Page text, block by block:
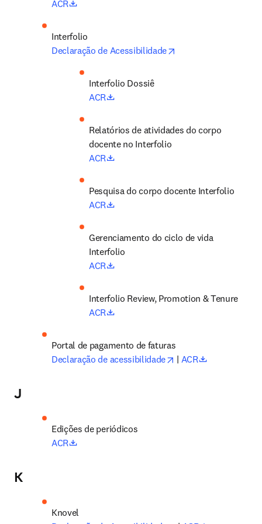
ACR
Declaração de Acessibilidade
Interfolio Dossiê
ACR
Relatórios de atividades do corpo
docente no Interfolio
ACR
Pesquisa do corpo docente Interfolio
ACR
Gerenciamento do ciclo de vida
Interfolio
ACR
Interfolio Review, Promotion & Tenure
ACR
Portal de pagamento de faturas
Declaração de acessibilidade
opens in new tab/
| ACR opens in
J
Edições de periódicos
ACR
K